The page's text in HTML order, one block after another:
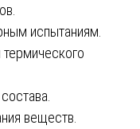
испытаниям.
веществ.